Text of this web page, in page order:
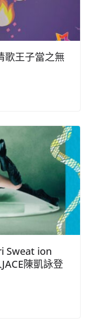
歌王子當之無
Sweat ion
陳凱詠登